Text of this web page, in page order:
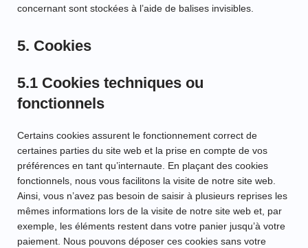
concernant sont stockées à l’aide de balises invisibles.
5. Cookies
5.1 Cookies techniques ou
fonctionnels
Certains cookies assurent le fonctionnement correct de
certaines parties du site web et la prise en compte de vos
préférences en tant qu’internaute. En plaçant des cookies
fonctionnels, nous vous facilitons la visite de notre site web.
Ainsi, vous n’avez pas besoin de saisir à plusieurs reprises les
mêmes informations lors de la visite de notre site web et, par
exemple, les éléments restent dans votre panier jusqu’à votre
paiement. Nous pouvons déposer ces cookies sans votre